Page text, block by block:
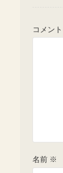
コメント
名前 ※